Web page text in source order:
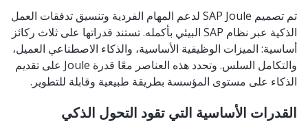
تم تصميم SAP Joule لدعم المهام الفردية وتنسيق تدفقات العمل
الذكية عبر نظام SAP البيئي بأكمله. تستند قدراتها على ثلاث ركائز
أساسية: الميزات الوظيفية الأساسية، والذكاء الاصطناعي العميل،
والتكامل السلس. وتحدد هذه العناصر معًا قدرة Joule على تقديم
الذكاء على مستوى المؤسسة بطريقة طبيعية وقابلة للتطوير.
القدرات الأساسية التي تقود التحول الذكي